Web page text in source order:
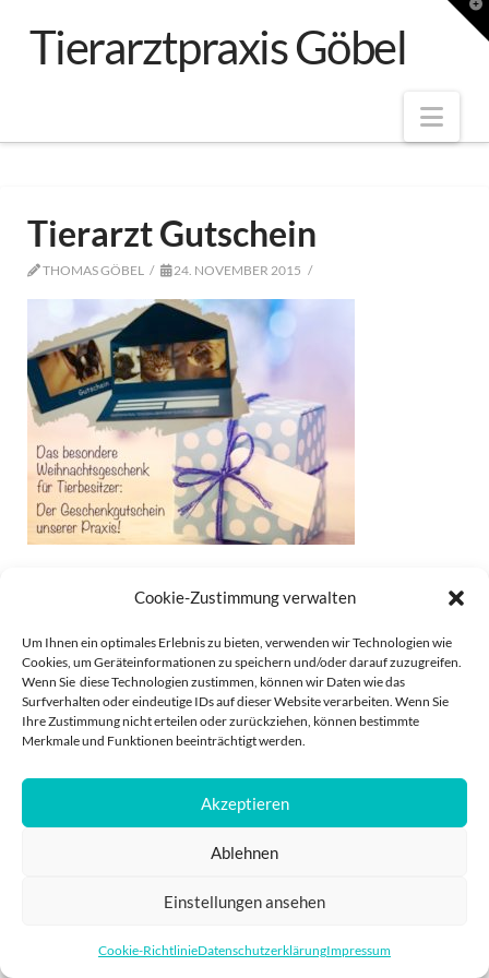
Cookie-Zustimmung verwalten
Um Ihnen ein optimales Erlebnis zu bieten, verwenden wir Technologien wie
Cookies, um Geräteinformationen zu speichern und/oder darauf zuzugreifen.
Wenn Sie diese Technologien zustimmen, können wir Daten wie das
Surfverhalten oder eindeutige IDs auf dieser Website verarbeiten. Wenn Sie
Ihre Zustimmung nicht erteilen oder zurückziehen, können bestimmte
Merkmale und Funktionen beeinträchtigt werden.
Akzeptieren
Ablehnen
Einstellungen ansehen
Cookie-RichtlinieDatenschutzerklärungImpressum
Tierarztpraxis Göbel
Tierarzt Gutschein
THOMAS GÖBEL 24. NOVEMBER 2015
POWERED BYPRO